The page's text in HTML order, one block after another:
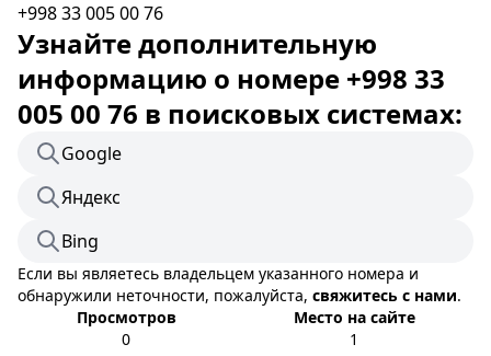
+998 33 005 00 76
Узнайте дополнительную
информацию о номере +998 33
005 00 76 в поисковых системах:
Google
Яндекс
Bing
Если вы являетесь владельцем указанного номера и
обнаружили неточности, пожалуйста, свяжитесь с нами.
Просмотров
0
Место на сайте
1